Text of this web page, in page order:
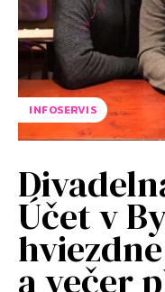
INFOSERVIS
Účet v
a večer